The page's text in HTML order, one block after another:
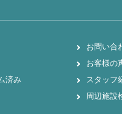
済み
お問い合
お客様の
スタッフ
周辺施設